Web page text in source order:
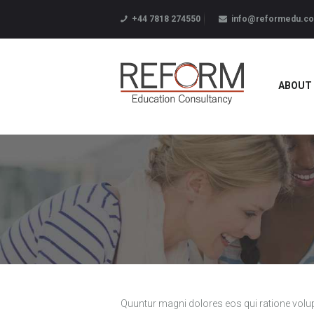
+44 7818 274550
ABOUT
Quuntur magni dolores eos qui ratione